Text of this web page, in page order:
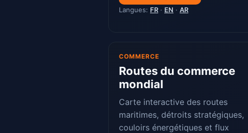
Langues: FR · EN · AR
COMMERCE
Routes du commerce
mondial
Carte interactive des routes
maritimes, détroits stratégiques,
couloirs énergétiques et flux